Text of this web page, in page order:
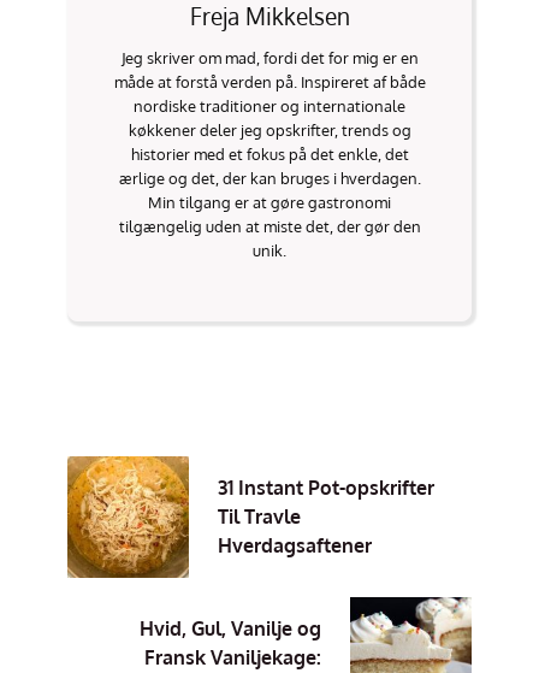
Freja Mikkelsen
Jeg skriver om mad, fordi det for mig er en
måde at forstå verden på. Inspireret af både
nordiske traditioner og internationale
køkkener deler jeg opskrifter, trends og
historier med et fokus på det enkle, det
ærlige og det, der kan bruges i hverdagen.
Min tilgang er at gøre gastronomi
tilgængelig uden at miste det, der gør den
unik.
31 Instant Pot-opskrifter
Til Travle
Hverdagsaftener
Hvid, Gul, Vanilje og
Fransk Vaniljekage: